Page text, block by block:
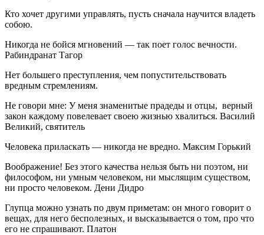
Кто хочет другими управлять, пусть сначала научится владеть
собою.
Никогда не бойся мгновений — так поет голос вечности.
Рабиндранат Тагор
Нет большего преступления, чем попустительствовать
вредным стремлениям.
Не говори мне: У меня знаменитые прадеды и отцы, верный
закон каждому повелевает своею жизнью хвалиться. Василий
Великий, святитель
Человека приласкать — никогда не вредно. Максим Горький
Воображение! Без этого качества нельзя быть ни поэтом, ни
философом, ни умным человеком, ни мыслящим существом,
ни просто человеком. Дени Дидро
Глупца можно узнать по двум приметам: он много говорит о
вещах, для него бесполезных, и высказывается о том, про что
его не спрашивают. Платон